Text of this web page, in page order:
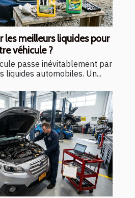
les meilleurs liquides pour
véhicule ?
passe inévitablement par
liquides automobiles. Un...